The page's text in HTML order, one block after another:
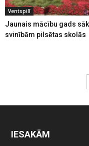
Ventspilī
Jaunais mācību gads
svinībām pilsētas skolās
IESAKĀM